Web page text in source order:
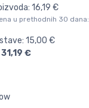
16,19 €
u prethodnih 30 dana:
15,00 €
31,19 €